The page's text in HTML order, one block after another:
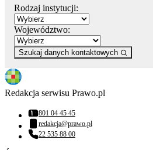
Rodzaj instytucji:
Województwo:
Szukaj danych kontaktowych
Redakcja serwisu Prawo.pl
Numer telefonu:
801 04 45 45
Adres email:
redakcja@prawo.pl
Numer telefonu:
22 535 88 00